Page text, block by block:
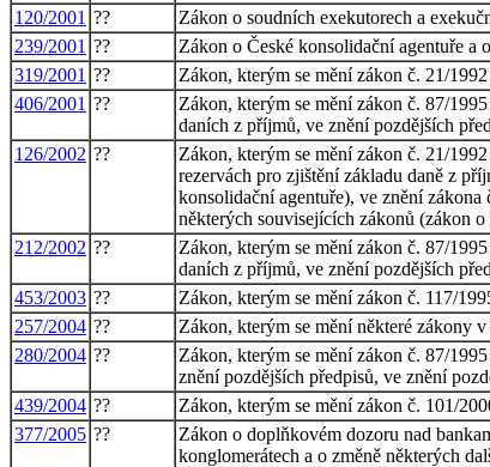
120/2001 ??
Zákon o soudních exekutorech a
239/2001 ??
Zákon o České konsolidační agentuře a
319/2001 ??
Zákon, kterým se mění zákon č. 21/
406/2001 ??
Zákon, kterým se mění zákon č. 87/
daních z příjmů, ve znění pozdějších
126/2002 ??
Zákon, kterým se mění zákon č. 21/
rezervách pro zjištění základu daně z
konsolidační agentuře), ve znění
některých souvisejících zákonů (zákon
212/2002 ??
Zákon, kterým se mění zákon č. 87/
daních z příjmů, ve znění pozdějších
453/2003 ??
Zákon, kterým se mění zákon č. 117/
257/2004 ??
Zákon, kterým se mění některé zákony
280/2004 ??
Zákon, kterým se mění zákon č. 87/
znění pozdějších předpisů, ve znění
439/2004 ??
Zákon, kterým se mění zákon č. 101/
377/2005 ??
Zákon o doplňkovém dozoru nad
konglomerátech a o změně některých